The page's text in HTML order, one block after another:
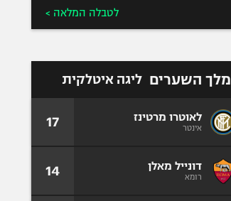
לטבלה המלאה >
מלך השערים ליגה איטלקית
לאוטרו מרטינז
אינטר 17
דונייל מאלן
רומא 14